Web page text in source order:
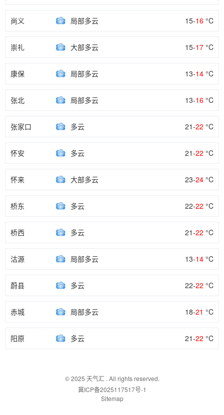
尚义 局部多云 15-16 °C
崇礼 大部多云 15-17 °C
康保 局部多云 13-14 °C
张北 局部多云 13-16 °C
张家口 多云 21-22 °C
怀安 多云 21-22 °C
怀来 大部多云 23-24 °C
桥东 多云 22-22 °C
桥西 多云 21-22 °C
沽源 局部多云 13-14 °C
蔚县 多云 22-22 °C
赤城 局部多云 18-21 °C
阳原 多云 21-22 °C
© 2025 天气汇. All rights reserved.
冀ICP备2025117517号-1
Sitemap